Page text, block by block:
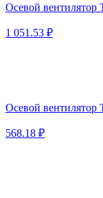
Осевой вентилятор
1 051.53 ₽
Осевой вентилятор
568.18 ₽